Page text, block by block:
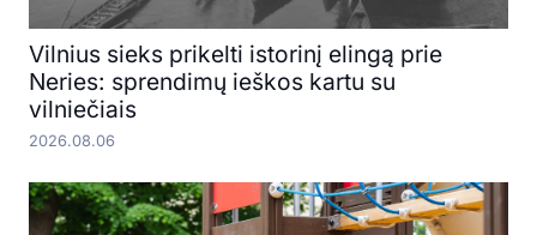
Vilnius sieks prikelti istorinį elingą prie
Neries: sprendimų ieškos kartu su
vilniečiais
2026.08.06